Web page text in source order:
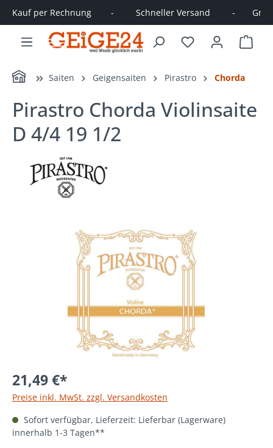
springen
Kauf per Rechnung        -         Schneller Versand         -
Home Saiten Geigensaiten Pirastro Chorda
Pirastro Chorda Violinsaite
D 4/4 19 1/2
Bildergalerie überspringen
21,49 €*
Preise inkl. MwSt. zzgl. Versandkosten
Sofort verfügbar, Lieferzeit: Lieferbar (Lagerware)
innerhalb 1-3 Tagen**